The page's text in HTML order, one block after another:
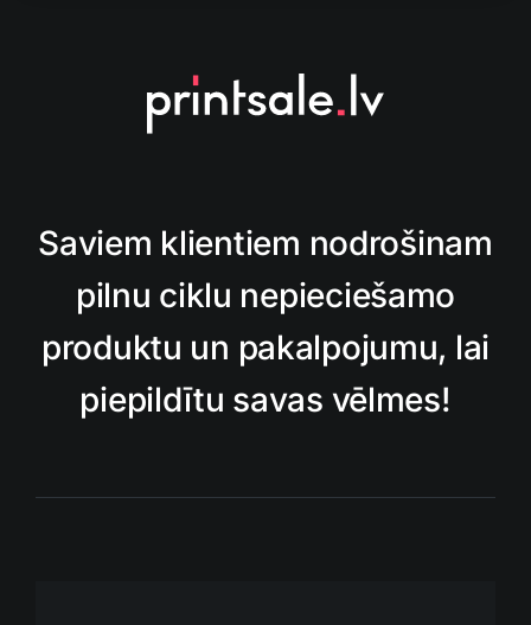
Saviem klientiem nodrošinam
pilnu ciklu nepieciešamo
produktu un pakalpojumu, lai
piepildītu savas vēlmes!